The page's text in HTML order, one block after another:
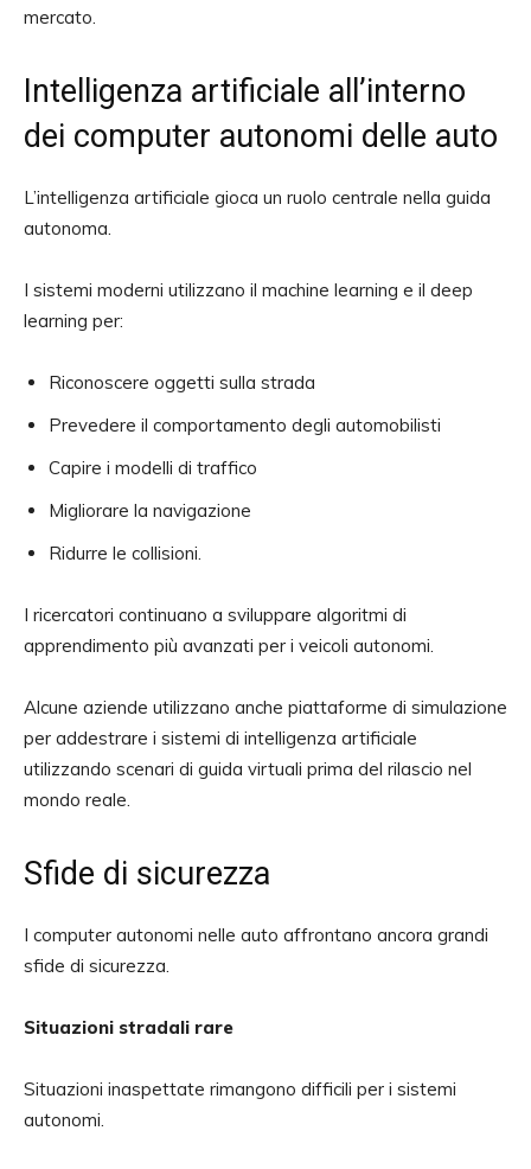
mercato.
Intelligenza artificiale all’interno
dei computer autonomi delle auto
L’intelligenza artificiale gioca un ruolo centrale nella guida
autonoma.
I sistemi moderni utilizzano il machine learning e il deep
learning per:
Riconoscere oggetti sulla strada
Prevedere il comportamento degli automobilisti
Capire i modelli di traffico
Migliorare la navigazione
Ridurre le collisioni.
I ricercatori continuano a sviluppare algoritmi di
apprendimento più avanzati per i veicoli autonomi.
Alcune aziende utilizzano anche piattaforme di simulazione
per addestrare i sistemi di intelligenza artificiale
utilizzando scenari di guida virtuali prima del rilascio nel
mondo reale.
Sfide di sicurezza
I computer autonomi nelle auto affrontano ancora grandi
sfide di sicurezza.
Situazioni stradali rare
Situazioni inaspettate rimangono difficili per i sistemi
autonomi.